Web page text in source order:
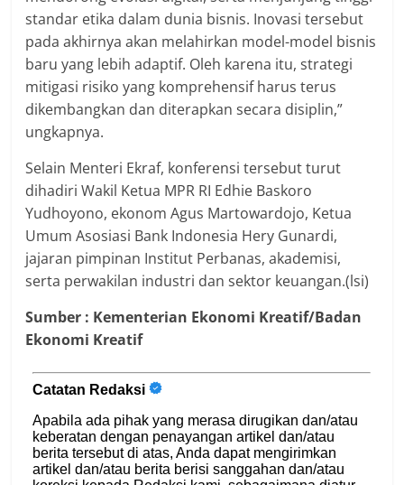
standar etika dalam dunia bisnis. Inovasi tersebut
pada akhirnya akan melahirkan model-model bisnis
baru yang lebih adaptif. Oleh karena itu, strategi
mitigasi risiko yang komprehensif harus terus
dikembangkan dan diterapkan secara disiplin,”
ungkapnya.
Selain Menteri Ekraf, konferensi tersebut turut
dihadiri Wakil Ketua MPR RI Edhie Baskoro
Yudhoyono, ekonom Agus Martowardojo, Ketua
Umum Asosiasi Bank Indonesia Hery Gunardi,
jajaran pimpinan Institut Perbanas, akademisi,
serta perwakilan industri dan sektor keuangan.(lsi)
Sumber : Kementerian Ekonomi Kreatif/Badan
Ekonomi Kreatif